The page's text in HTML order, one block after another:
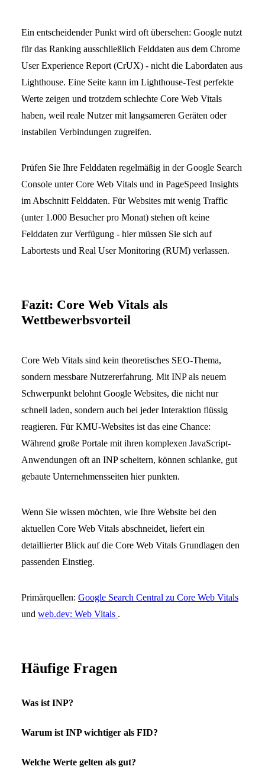
Ein entscheidender Punkt wird oft übersehen: Google nutzt
für das Ranking ausschließlich Felddaten aus dem Chrome
User Experience Report (CrUX) - nicht die Labordaten aus
Lighthouse. Eine Seite kann im Lighthouse-Test perfekte
Werte zeigen und trotzdem schlechte Core Web Vitals
haben, weil reale Nutzer mit langsameren Geräten oder
instabilen Verbindungen zugreifen.
Prüfen Sie Ihre Felddaten regelmäßig in der Google Search
Console unter Core Web Vitals und in PageSpeed Insights
im Abschnitt Felddaten. Für Websites mit wenig Traffic
(unter 1.000 Besucher pro Monat) stehen oft keine
Felddaten zur Verfügung - hier müssen Sie sich auf
Labortests und Real User Monitoring (RUM) verlassen.
Fazit: Core Web Vitals als
Wettbewerbsvorteil
Core Web Vitals sind kein theoretisches SEO-Thema,
sondern messbare Nutzererfahrung. Mit INP als neuem
Schwerpunkt belohnt Google Websites, die nicht nur
schnell laden, sondern auch bei jeder Interaktion flüssig
reagieren. Für KMU-Websites ist das eine Chance:
Während große Portale mit ihren komplexen JavaScript-
Anwendungen oft an INP scheitern, können schlanke, gut
gebaute Unternehmensseiten hier punkten.
Wenn Sie wissen möchten, wie Ihre Website bei den
aktuellen Core Web Vitals abschneidet, liefert ein
detaillierter Blick auf die Core Web Vitals Grundlagen den
passenden Einstieg.
Primärquellen: Google Search Central zu Core Web Vitals
und web.dev: Web Vitals .
Häufige Fragen
Was ist INP?
Warum ist INP wichtiger als FID?
Welche Werte gelten als gut?